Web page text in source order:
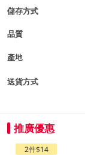
儲存方式
品質
產地
送貨方式
推廣優惠
2件$14